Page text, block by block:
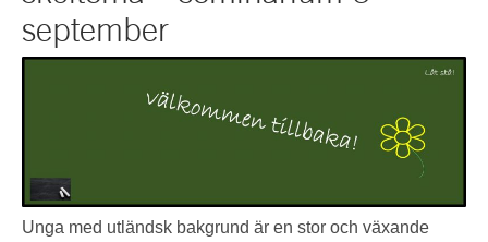
SKRIVA TILL ESO
OM ESO
Kansli
september
Unga med utländsk bakgrund är en stor och växande